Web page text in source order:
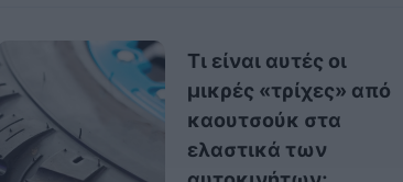
Τι είναι αυτές οι
μικρές «τρίχες» από
καουτσούκ στα
ελαστικά των